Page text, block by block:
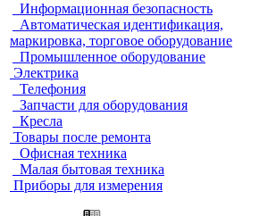
Информационная безопасность
Автоматическая идентификация,
маркировка, торговое оборудование
Промышленное оборудование
Электрика
Телефония
Запчасти для оборудования
Кресла
Товары после ремонта
Офисная техника
Малая бытовая техника
Приборы для измерения